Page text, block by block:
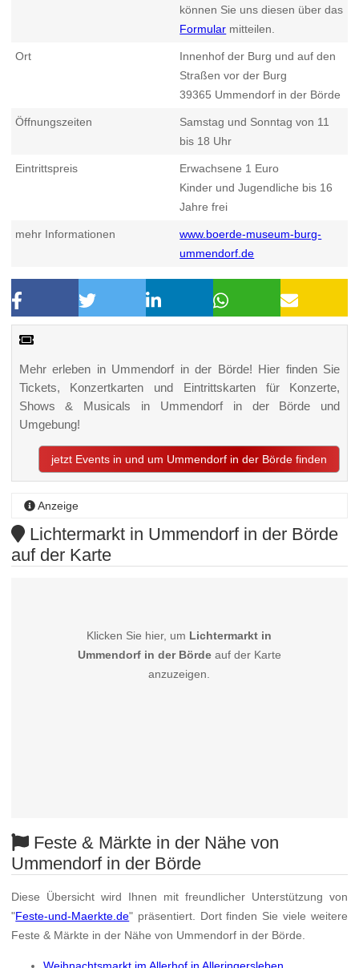
können Sie uns diesen über das
Formular mitteilen.
Ort
Innenhof der Burg und auf den
Straßen vor der Burg
39365 Ummendorf in der Börde
Öffnungszeiten
Samstag und Sonntag von 11
bis 18 Uhr
Eintrittspreis
Erwachsene 1 Euro
Kinder und Jugendliche bis 16
Jahre frei
mehr Informationen
www.boerde-museum-burg-
ummendorf.de
Mehr erleben in Ummendorf in der Börde! Hier finden Sie
Tickets, Konzertkarten und Eintrittskarten für Konzerte,
Shows & Musicals in Ummendorf in der Börde und
Umgebung!
jetzt Events in und um Ummendorf in der Börde finden
Anzeige
Lichtermarkt in Ummendorf in der Börde
auf der Karte
Klicken Sie hier, um Lichtermarkt in
Ummendorf in der Bördeauf der Karte
anzuzeigen.
Feste & Märkte in der Nähe von
Ummendorf in der Börde
Diese Übersicht wird Ihnen mit freundlicher Unterstützung von
"Feste-und-Maerkte.de" präsentiert. Dort finden Sie viele weitere
Feste & Märkte in der Nähe von Ummendorf in der Börde.